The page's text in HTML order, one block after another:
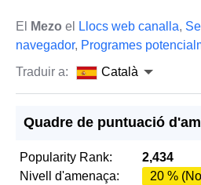
El Mezo el Llocs web canalla,
navegador, Programes
Traduir a:
Català
Quadre de puntuació
Popularity Rank:
2,434
Nivell d'amenaça:
20 %